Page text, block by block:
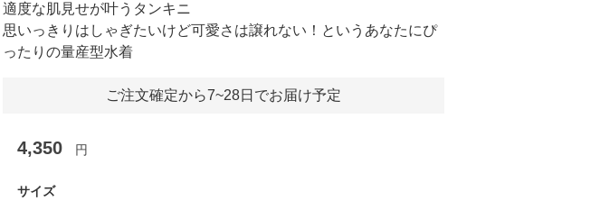
適度な肌見せが叶うタンキニ
思いっきりはしゃぎたいけど可愛さは譲れない！というあなたにぴ
ったりの量産型水着
ご注文確定から7~28日でお届け予定
4,350 円
サイズ